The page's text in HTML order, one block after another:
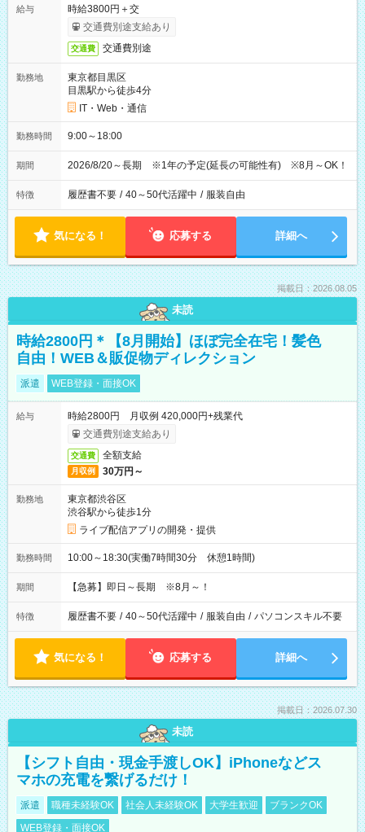
給与
時給3800円＋交
交通費別途支給あり
交通費 交通費別途
勤務地
東京都目黒区
目黒駅から徒歩4分
IT・Web・通信
勤務時間 9:00～18:00
期間 2026/8/20～長期 ※1年の予定(延長の可能性有) ※8月～OK！
特徴 履歴書不要 / 40～50代活躍中 / 服装自由
気になる！ 応募する 詳細へ
掲載日：2026.08.05
未読
時給2800円＊【8月開始】ほぼ完全在宅！髪色
自由！WEB＆販促物ディレクション
派遣 WEB登録・面接OK
給与
時給2800円 月収例 420,000円+残業代
交通費別途支給あり
交通費 全額支給
月収例 30万円～
勤務地
東京都渋谷区
渋谷駅から徒歩1分
ライブ配信アプリの開発・提供
勤務時間 10:00～18:30(実働7時間30分 休憩1時間)
期間 【急募】即日～長期 ※8月～！
特徴 履歴書不要 / 40～50代活躍中 / 服装自由 / パソコンスキル不要
気になる！ 応募する 詳細へ
掲載日：2026.07.30
未読
【シフト自由・現金手渡しOK】iPhoneなどス
マホの充電を繋げるだけ！
派遣 職種未経験OK 社会人未経験OK 大学生歓迎
ブランクOK
WEB登録・面接OK